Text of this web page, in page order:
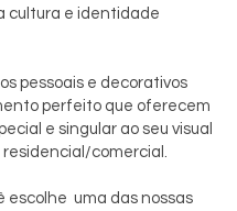
cultura e identidade
pessoais e decorativos
perfeito que oferecem
e singular ao seu visual
comercial.
escolhe uma das nossas